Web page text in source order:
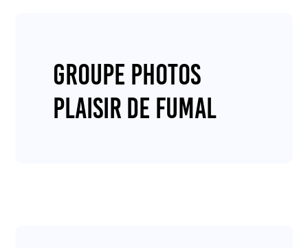
Groupe Photos
Plaisir de Fumal